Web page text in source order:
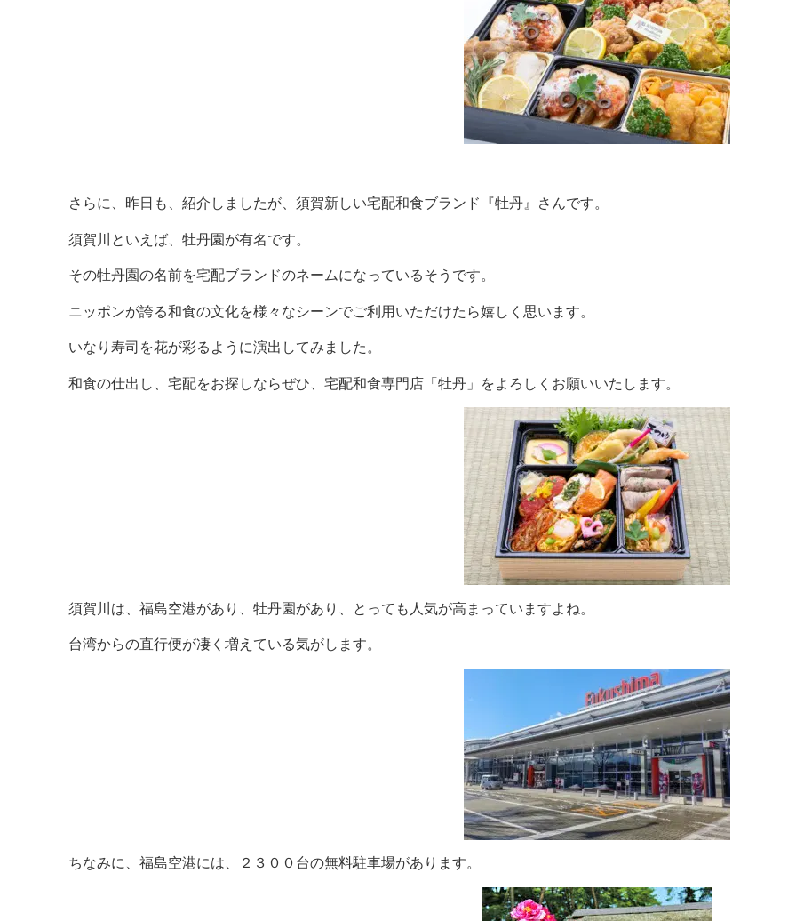
さらに、昨日も、紹介しましたが、須賀新しい宅配和食ブランド『牡丹』さんです。
須賀川といえば、牡丹園が有名です。
その牡丹園の名前を宅配ブランドのネームになっているそうです。
ニッポンが誇る和食の文化を様々なシーンでご利用いただけたら嬉しく思います。
いなり寿司を花が彩るように演出してみました。
和食の仕出し、宅配をお探しならぜひ、宅配和食専門店「牡丹」をよろしくお願いいたします。
須賀川は、福島空港があり、牡丹園があり、とっても人気が高まっていますよね。
台湾からの直行便が凄く増えている気がします。
ちなみに、福島空港には、２３００台の無料駐車場があります。